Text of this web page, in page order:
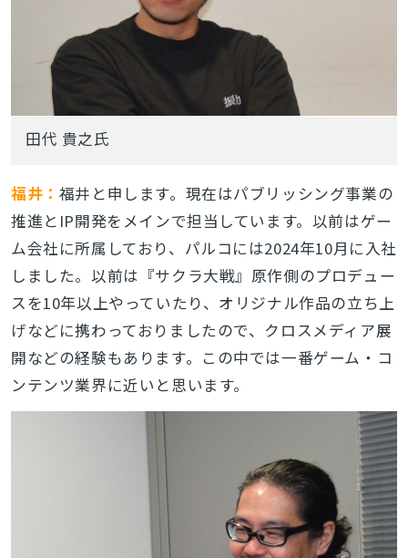
田代 貴之氏
福井： 福井と申します。現在はパブリッシング事業の
推進とIP開発をメインで担当しています。以前はゲー
ム会社に所属しており、パルコには2024年10月に入社
しました。以前は『サクラ大戦』原作側のプロデュー
スを10年以上やっていたり、オリジナル作品の立ち上
げなどに携わっておりましたので、クロスメディア展
開などの経験もあります。この中では一番ゲーム・コ
ンテンツ業界に近いと思います。